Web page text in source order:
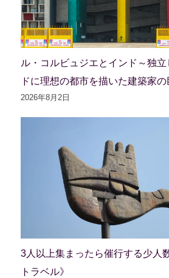
ル・コルビュジエとインド～独
ドに理想の都市を描いた建築家の
2026年8月2日
3人以上集まったら催行する少人
トラベル》